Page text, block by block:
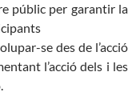
públic per garantir la
se des de l’acció
l’acció dels i les